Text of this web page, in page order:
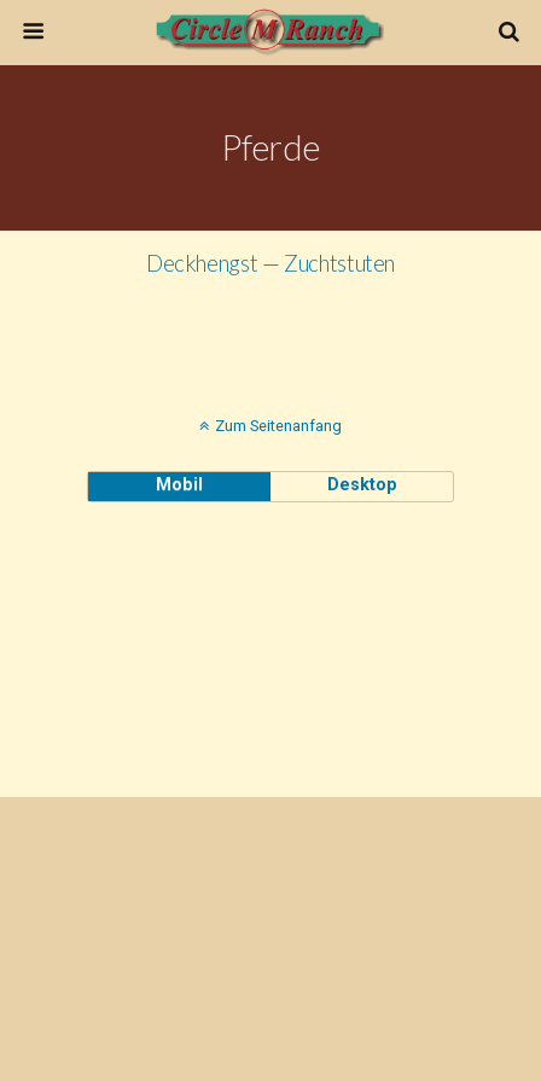
Pferde
Deckhengst — Zuchtstuten
Zum Seitenanfang
Mobil Desktop